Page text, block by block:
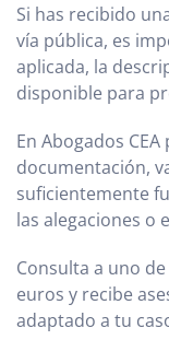
Si has recibido
vía pública, es
aplicada, la
disponible para
En Abogados
documentación,
suficientemente
las alegaciones o
Consulta a uno
euros y recibe
adaptado a tu